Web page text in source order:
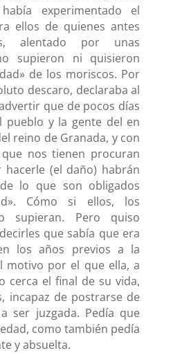
experimentado el
ellos de quienes antes
alentado por unas
supieron ni quisieron
de los moriscos. Por
descaro, declaraba al
que de pocos días
pueblo y la gente del en
reino de Granada, y con
nos tienen procuran
(el daño) habrán
lo que son obligados
Cómo si ellos, los
supieran. Pero quiso
que sabía que era
los años previos a la
motivo por el que ella, a
cerca el final de su vida,
incapaz de postrarse de
ser juzgada. Pedía que
como también pedía
y absuelta.